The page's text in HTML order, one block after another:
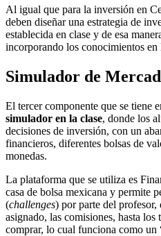
Al igual que para la inversión en
deben diseñar una estrategia de
establecida en clase y de esa
incorporando los conocimientos en
Simulador de
El tercer componente que se tiene
simulador en la clase, donde los
decisiones de inversión, con un
financieros, diferentes bolsas de
monedas.
La plataforma que se utiliza es
casa de bolsa mexicana y permite
(challenges) por parte del profesor,
asignado, las comisiones, hasta
comprar, lo cual funciona como un